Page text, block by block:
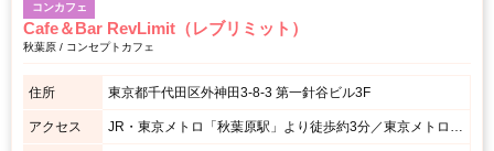
コンカフェ
Cafe＆Bar RevLimit（レブリミット）
秋葉原 / コンセプトカフェ
住所 東京都千代田区外神田3-8-3 第一針谷ビル3F
アクセス JR・東京メトロ「秋葉原駅」より徒歩約3分／東京メトロ「末広町駅」より徒歩約3〜6分